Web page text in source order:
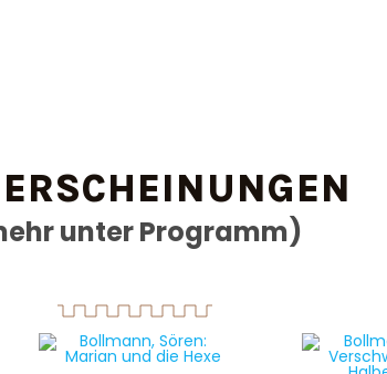
unter Programm)